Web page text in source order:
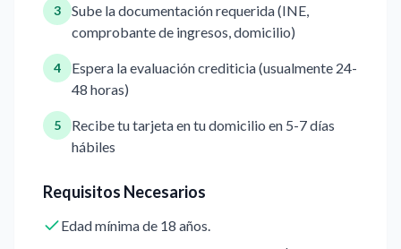
3
Sube la documentación requerida (INE,
comprobante de ingresos, domicilio)
4
Espera la evaluación crediticia (usualmente 24-
48 horas)
5
Recibe tu tarjeta en tu domicilio en 5-7 días
hábiles
Requisitos Necesarios
Edad mínima de 18 años.